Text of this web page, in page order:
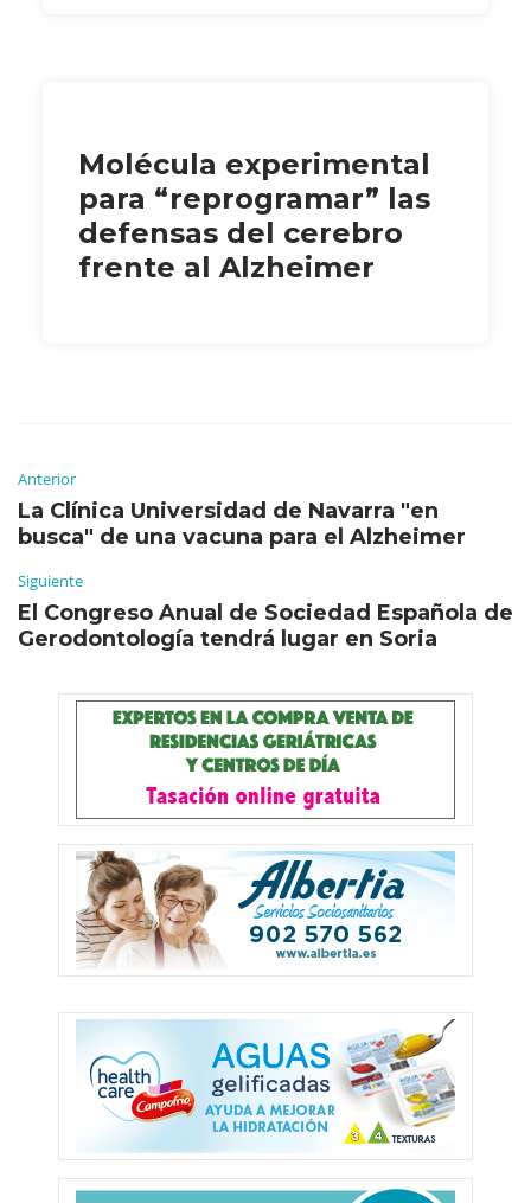
Molécula experimental
para “reprogramar” las
defensas del cerebro
frente al Alzheimer
Anterior
La Clínica Universidad de Navarra "en
busca" de una vacuna para el Alzheimer
Siguiente
El Congreso Anual de Sociedad Española de
Gerodontología tendrá lugar en Soria